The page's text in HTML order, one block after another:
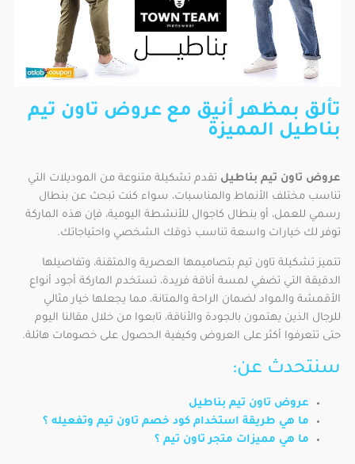
تألق بمظهر أنيق مع عروض تاون تيم
بناطيل المميزة
عروض تاون تيم بناطيل تقدم تشكيلة متنوعة من الموديلات التي
تناسب مختلف الأنماط والمناسبات، سواء كنت تبحث عن بنطال
رسمي للعمل، أو بنطال كاجوال للأنشطة اليومية، فإن هذه الماركة
توفر لك خيارات واسعة تناسب ذوقك الشخصي واحتياجاتك.
تتميز تشكيلة تاون تيم بتصاميمها العصرية والمتقنة، وتفاصيلها
الدقيقة التي تضفي لمسة أناقة فريدة، تستخدم الماركة أجود أنواع
الأقمشة والمواد لضمان الراحة والمتانة، مما يجعلها خيار مثالي
للرجال الذين يهتمون بالجودة والأناقة، تابعوا من خلال مقالنا اليوم
حتى تتعرفوا أكثر على العروض وكيفية الحصول على خصومات هائلة.
سنتحدث عن:
عروض تاون تيم بناطيل
ما هي طريقة استخدام كود خصم تاون تيم وتفعيله ؟
ما هي مميزات متجر تاون تيم ؟